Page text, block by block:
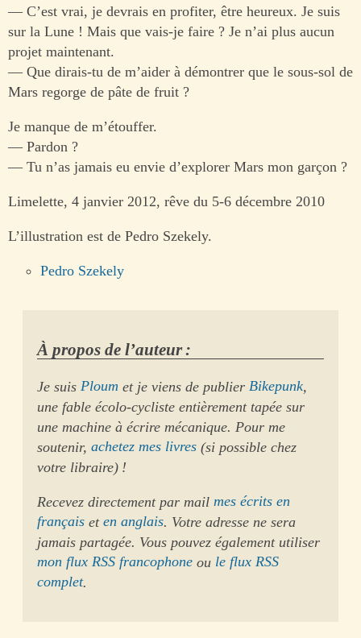
— C’est vrai, je devrais en profiter, être heureux. Je suis
sur la Lune ! Mais que vais-je faire ? Je n’ai plus aucun
projet maintenant.
— Que dirais-tu de m’aider à démontrer que le sous-sol de
Mars regorge de pâte de fruit ?
Je manque de m’étouffer.
— Pardon ?
— Tu n’as jamais eu envie d’explorer Mars mon garçon ?
Limelette, 4 janvier 2012, rêve du 5-6 décembre 2010
L’illustration est de Pedro Szekely.
Pedro Szekely
À propos de l’auteur :
Je suisPloum et je viens de publierBikepunk,
une fable écolo-cycliste entièrement tapée sur
une machine à écrire mécanique. Pour me
soutenir,achetez mes livres (si possible chez
votre libraire) !
Recevez directement par mailmes écrits en
français eten anglais. Votre adresse ne sera
jamais partagée. Vous pouvez également utiliser
mon flux RSS francophone ou le flux RSS
complet.